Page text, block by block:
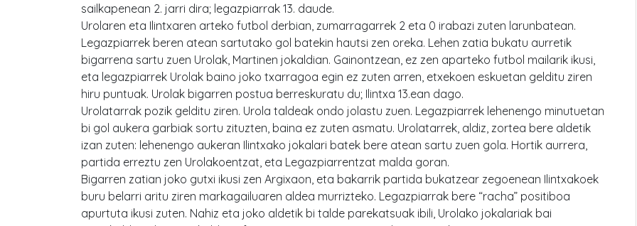
sailkapenean 2. jarri dira; legazpiarrak 13. daude.
Urolaren eta Ilintxaren arteko futbol derbian, zumarragarrek 2 eta 0 irabazi zuten larunbatean.
Legazpiarrek beren atean sartutako gol batekin hautsi zen oreka. Lehen zatia bukatu aurretik
bigarrena sartu zuen Urolak, Martinen jokaldian. Gainontzean, ez zen aparteko futbol mailarik ikusi,
eta legazpiarrek Urolak baino joko txarragoa egin ez zuten arren, etxekoen eskuetan gelditu ziren
hiru puntuak. Urolak bigarren postua berreskuratu du; Ilintxa 13.ean dago.
Urolatarrak pozik gelditu ziren. Urola taldeak ondo jolastu zuen. Legazpiarrek lehenengo minutuetan
bi gol aukera garbiak sortu zituzten, baina ez zuten asmatu. Urolatarrek, aldiz, zortea bere aldetik
izan zuten: lehenengo aukeran Ilintxako jokalari batek bere atean sartu zuen gola. Hortik aurrera,
partida erreztu zen Urolakoentzat, eta Legazpiarrentzat malda goran.
Bigarren zatian joko gutxi ikusi zen Argixaon, eta bakarrik partida bukatzear zegoenean Ilintxakoek
buru belarri aritu ziren markagailuaren aldea murrizteko. Legazpiarrak bere “racha” positiboa
apurtuta ikusi zuten. Nahiz eta joko aldetik bi talde parekatsuak ibili, Urolako jokalariak bai